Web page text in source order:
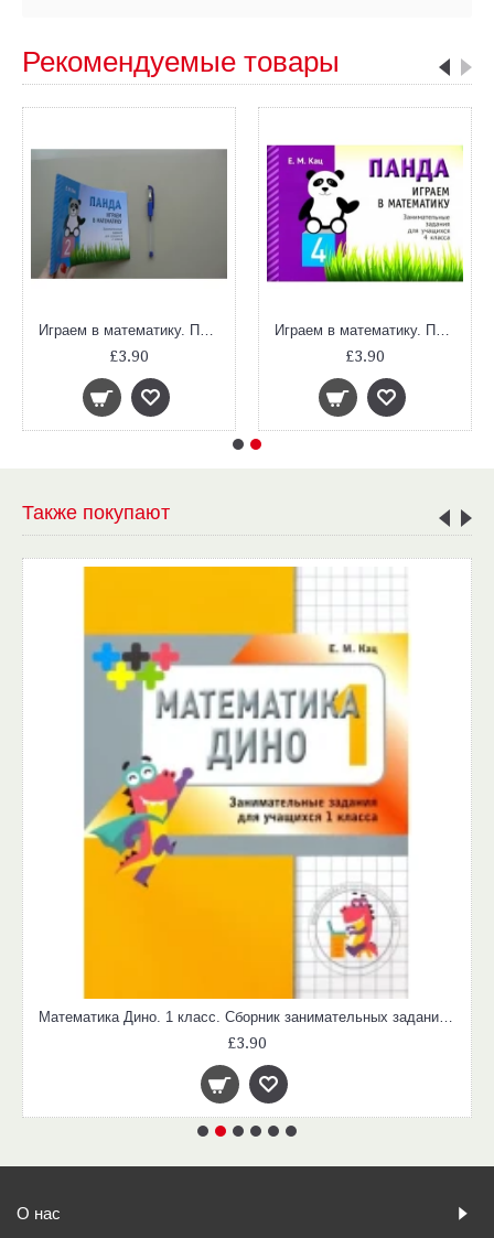
Рекомендуемые товары
Играем в математику. Панда. 2 класс. Занимательные задания
£3.90
Играем в математику. Панда. 4 класс. Занимательные задания
£3.90
Также покупают
Математика Дино. 1 класс. Сборник занимательных заданий для учащихся.
£3.90
О нас